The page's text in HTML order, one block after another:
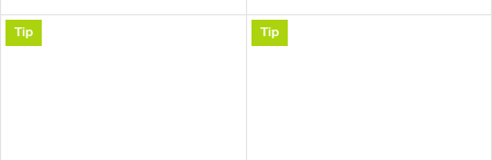
nestavitelná, nerez
nestavitelná, nerez
Tip Tip